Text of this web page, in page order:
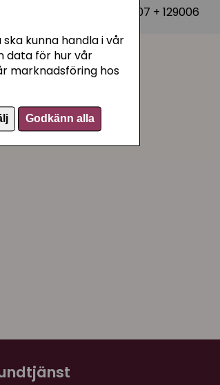
kunna handla i vår
data för hur vår
marknadsföring hos
Godkänn alla
kid 129007 + 129006